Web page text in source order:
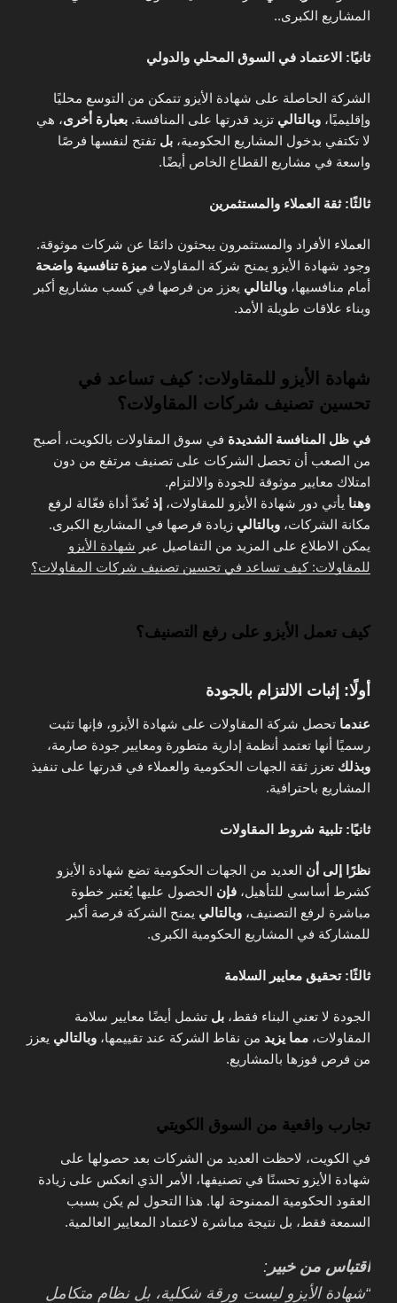
المشاريع الكبرى..
ثانيًا: الاعتماد في السوق المحلي والدولي
الشركة الحاصلة على شهادة الأيزو تتمكن من التوسع محليًا
وإقليميًا، وبالتالي تزيد قدرتها على المنافسة. بعبارة أخرى، هي
لا تكتفي بدخول المشاريع الحكومية، بل تفتح لنفسها فرصًا
واسعة في مشاريع القطاع الخاص أيضًا.
ثالثًا: ثقة العملاء والمستثمرين
العملاء الأفراد والمستثمرون يبحثون دائمًا عن شركات موثوقة.
وجود شهادة الأيزو يمنح شركة المقاولات ميزة تنافسية واضحة
أمام منافسيها، وبالتالي يعزز من فرصها في كسب مشاريع أكبر
وبناء علاقات طويلة الأمد.
شهادة الأيزو للمقاولات: كيف تساعد في
تحسين تصنيف شركات المقاولات؟
في ظل المنافسة الشديدة في سوق المقاولات بالكويت، أصبح
من الصعب أن تحصل الشركات على تصنيف مرتفع من دون
امتلاك معايير موثوقة للجودة والالتزام.
وهنا يأتي دور شهادة الأيزو للمقاولات، إذ تُعدّ أداة فعّالة لرفع
مكانة الشركات، وبالتالي زيادة فرصها في المشاريع الكبرى.
يمكن الاطلاع على المزيد من التفاصيل عبر شهادة الأيزو
للمقاولات: كيف تساعد في تحسين تصنيف شركات المقاولات؟
كيف تعمل الأيزو على رفع التصنيف؟
أولًا: إثبات الالتزام بالجودة
عندما تحصل شركة المقاولات على شهادة الأيزو، فإنها تثبت
رسميًا أنها تعتمد أنظمة إدارية متطورة ومعايير جودة صارمة،
وبذلك تعزز ثقة الجهات الحكومية والعملاء في قدرتها على تنفيذ
المشاريع باحترافية.
ثانيًا: تلبية شروط المقاولات
نظرًا إلى أن العديد من الجهات الحكومية تضع شهادة الأيزو
كشرط أساسي للتأهيل، فإن الحصول عليها يُعتبر خطوة
مباشرة لرفع التصنيف، وبالتالي يمنح الشركة فرصة أكبر
للمشاركة في المشاريع الحكومية الكبرى.
ثالثًا: تحقيق معايير السلامة
الجودة لا تعني البناء فقط، بل تشمل أيضًا معايير سلامة
المقاولات، مما يزيد من نقاط الشركة عند تقييمها، وبالتالي يعزز
من فرص فوزها بالمشاريع.
تجارب واقعية من السوق الكويتي
في الكويت، لاحظت العديد من الشركات بعد حصولها على
شهادة الأيزو تحسنًا في تصنيفها، الأمر الذي انعكس على زيادة
العقود الحكومية الممنوحة لها. هذا التحول لم يكن بسبب
السمعة فقط، بل نتيجة مباشرة لاعتماد المعايير العالمية.
اقتباس من خبير :
“شهادة الأيزو ليست ورقة شكلية، بل نظام متكامل